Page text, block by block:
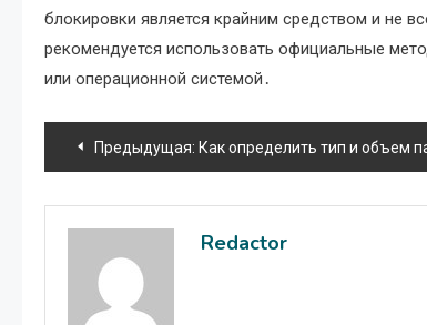
блокировки является крайним средством и не
рекомендуется использовать официальные
или операционной системой․
Навигация
по
записям
Предыдущая: Как определить тип и объем памяти в моем
Redactor